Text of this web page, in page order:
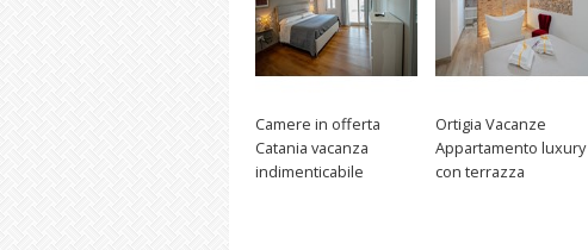
Camere in offerta
Catania vacanza
indimenticabile
Ortigia Vacanze
Appartamento luxury
con terrazza